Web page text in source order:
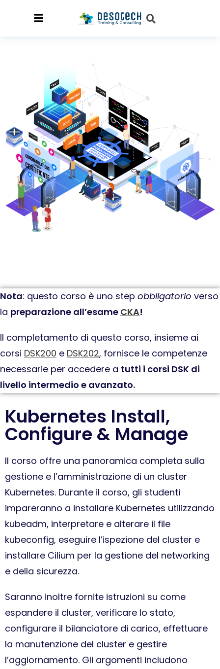
Kubernetes Install,
Configure & Manage
Il corso offre una panoramica completa sulla
gestione e l’amministrazione di un cluster
Kubernetes. Durante il corso, gli studenti
impareranno a installare Kubernetes utilizzando
kubeadm, interpretare e alterare il file
kubeconfig, eseguire l’ispezione del cluster e
installare Cilium per la gestione del networking
e della sicurezza.
Saranno inoltre fornite istruzioni su come
espandere il cluster, verificare lo stato,
configurare il bilanciatore di carico, effettuare
la manutenzione del cluster e gestire
l’aggiornamento. Gli argomenti includono
Nota: questo corso è uno step obbligatorio verso
la preparazione all’esame CKA!
Il completamento di questo corso, insieme ai
corsi DSK200 e DSK202, fornisce le competenze
necessarie per accedere a tutti i corsi DSK di
livello intermedio e avanzato.